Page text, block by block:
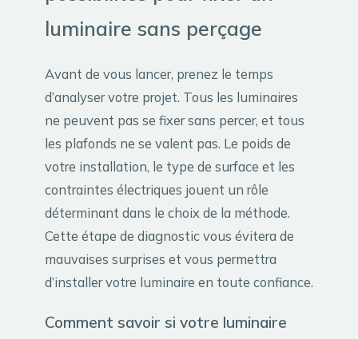
luminaire sans perçage
Avant de vous lancer, prenez le temps
d’analyser votre projet. Tous les luminaires
ne peuvent pas se fixer sans percer, et tous
les plafonds ne se valent pas. Le poids de
votre installation, le type de surface et les
contraintes électriques jouent un rôle
déterminant dans le choix de la méthode.
Cette étape de diagnostic vous évitera de
mauvaises surprises et vous permettra
d’installer votre luminaire en toute confiance.
Comment savoir si votre luminaire